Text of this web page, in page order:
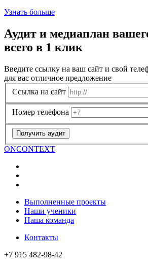
Узнать больше
Аудит и медиаплан
всего в 1 клик
Введите ссылку на ваш сайт и свой
для вас отличное предложение
Ссылка на сайт
Номер телефона
Получить аудит
ONCONTEXT
Выполненные проекты
Наши ученики
Наша команда
Контакты
+7 915 482-98-42